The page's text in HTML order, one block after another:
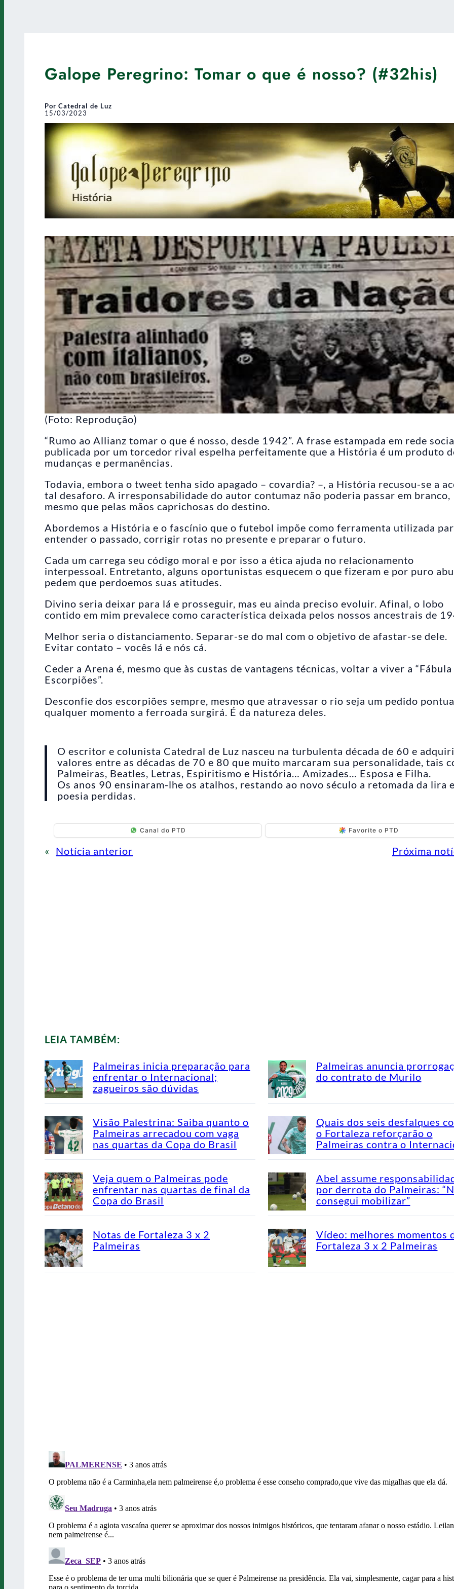
Galope Peregrino: Tomar o que é nosso? (#32his)
Por Catedral de Luz
15/03/2023
(Foto: Reprodução)
“Rumo ao Allianz tomar o que é nosso, desde 1942”. A frase estampada em rede
publicada por um torcedor rival espelha perfeitamente que a História é um produto
mudanças e permanências.
Todavia, embora o tweet tenha sido apagado – covardia? –, a História recusou-se a
tal desaforo. A irresponsabilidade do autor contumaz não poderia passar em branco,
mesmo que pelas mãos caprichosas do destino.
Abordemos a História e o fascínio que o futebol impõe como ferramenta utilizada
entender o passado, corrigir rotas no presente e preparar o futuro.
Cada um carrega seu código moral e por isso a ética ajuda no relacionamento
interpessoal. Entretanto, alguns oportunistas esquecem o que fizeram e por puro
pedem que perdoemos suas atitudes.
Divino seria deixar para lá e prosseguir, mas eu ainda preciso evoluir. Afinal, o lobo
contido em mim prevalece como característica deixada pelos nossos ancestrais de
Melhor seria o distanciamento. Separar-se do mal com o objetivo de afastar-se dele.
Evitar contato – vocês lá e nós cá.
Ceder a Arena é, mesmo que às custas de vantagens técnicas, voltar a viver a “Fábula
Escorpiões”.
Desconfie dos escorpiões sempre, mesmo que atravessar o rio seja um pedido
qualquer momento a ferroada surgirá. É da natureza deles.
O escritor e colunista Catedral de Luz nasceu na turbulenta década de 60 e
valores entre as décadas de 70 e 80 que muito marcaram sua personalidade, tais
Palmeiras, Beatles, Letras, Espiritismo e História… Amizades… Esposa e Filha.
Os anos 90 ensinaram-lhe os atalhos, restando ao novo século a retomada da lira e
poesia perdidas.
Canal do PTD Favorite o PTD
« Notícia anterior Próxima
LEIA TAMBÉM:
Palmeiras inicia preparação para
enfrentar o Internacional;
zagueiros são dúvidas
Palmeiras anuncia
do contrato de Murilo
Visão Palestrina: Saiba quanto o
Palmeiras arrecadou com vaga
nas quartas da Copa do Brasil
Quais dos seis desfalques
o Fortaleza reforçarão o
Palmeiras contra o
Veja quem o Palmeiras pode
enfrentar nas quartas de final da
Copa do Brasil
Abel assume
por derrota do Palmeiras:
consegui mobilizar”
Notas de Fortaleza 3 x 2
Palmeiras
Vídeo: melhores momentos
Fortaleza 3 x 2 Palmeiras